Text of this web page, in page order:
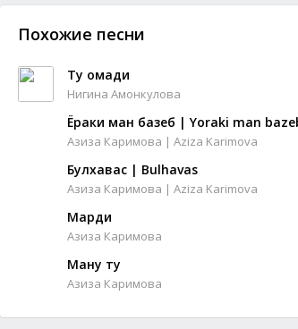
Похожие песни
Ту омади
Нигина Амонкулова
Ёраки ман базеб | Yoraki man
Азиза Каримова | Aziza Karimova
Булхавас | Bulhavas
Азиза Каримова | Aziza Karimova
Марди
Азиза Каримова
Ману ту
Азиза Каримова